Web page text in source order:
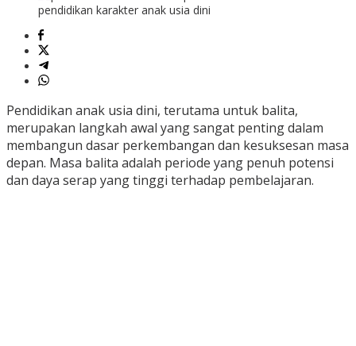
pendidikan karakter anak usia dini
Pendidikan anak usia dini, terutama untuk balita,
merupakan langkah awal yang sangat penting dalam
membangun dasar perkembangan dan kesuksesan masa
depan. Masa balita adalah periode yang penuh potensi
dan daya serap yang tinggi terhadap pembelajaran.